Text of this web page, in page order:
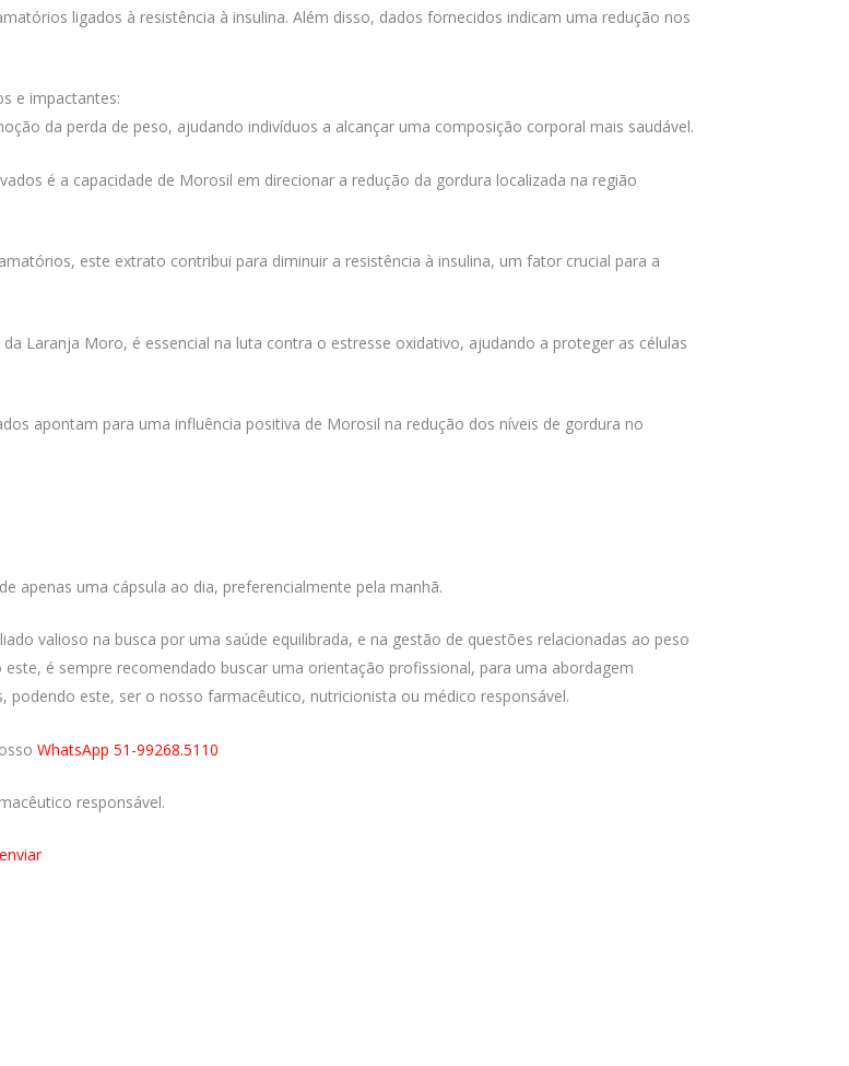
ligados à resistência à insulina. Além disso, dados fornecidos indicam uma redução nos
e impactantes:
da perda de peso, ajudando indivíduos a alcançar uma composição corporal mais saudável.
é a capacidade de Morosil em direcionar a redução da gordura localizada na região
este extrato contribui para diminuir a resistência à insulina, um fator crucial para a
Laranja Moro, é essencial na luta contra o estresse oxidativo, ajudando a proteger as células
apontam para uma influência positiva de Morosil na redução dos níveis de gordura no
apenas uma cápsula ao dia, preferencialmente pela manhã.
valioso na busca por uma saúde equilibrada, e na gestão de questões relacionadas ao peso
é sempre recomendado buscar uma orientação profissional, para uma abordagem
podendo este, ser o nosso farmacêutico, nutricionista ou médico responsável.
WhatsApp 51-99268.5110
responsável.